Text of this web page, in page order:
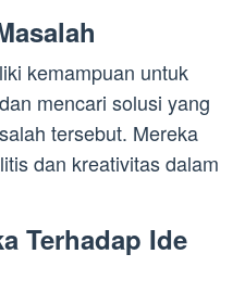
kemampuan untuk
mencari solusi yang
tersebut. Mereka
dan kreativitas dalam
Terhadap Ide